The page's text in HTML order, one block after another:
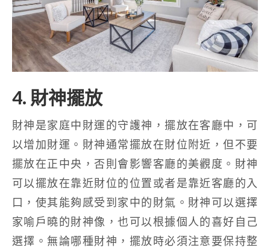
4. 財神擺放
財神是家庭中財運的守護神，擺放在客廳中，可
以增加財運。財神通常擺放在財位附近，但不要
擺放在正中央，否則會影響客廳的美觀度。財神
可以擺放在靠近財位的位置或者是靠近客廳的入
口，使其能夠感受到家中的財氣。財神可以選擇
家喻戶曉的財神像，也可以根據個人的喜好自己
選擇。無論哪種財神，擺放時必須注意要保持整